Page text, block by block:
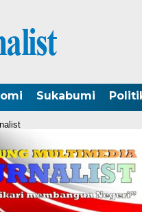
Sukabumi